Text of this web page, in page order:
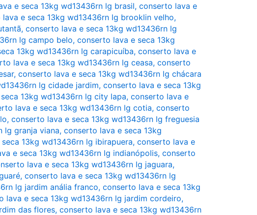
e seca 13kg wd13436rn lg brasil, conserto lava e
e seca 13kg wd13436rn lg brooklin velho,
, conserto lava e seca 13kg wd13436rn lg
lg campo belo, conserto lava e seca 13kg
13kg wd13436rn lg carapicuíba, conserto lava e
lava e seca 13kg wd13436rn lg ceasa, conserto
, conserto lava e seca 13kg wd13436rn lg chácara
lg cidade jardim, conserto lava e seca 13kg
13kg wd13436rn lg city lapa, conserto lava e
lava e seca 13kg wd13436rn lg cotia, conserto
, conserto lava e seca 13kg wd13436rn lg freguesia
lg granja viana, conserto lava e seca 13kg
13kg wd13436rn lg ibirapuera, conserto lava e
e seca 13kg wd13436rn lg indianópolis, conserto
lava e seca 13kg wd13436rn lg jaguara,
, conserto lava e seca 13kg wd13436rn lg
lg jardim anália franco, conserto lava e seca 13kg
lava e seca 13kg wd13436rn lg jardim cordeiro,
das flores, conserto lava e seca 13kg wd13436rn